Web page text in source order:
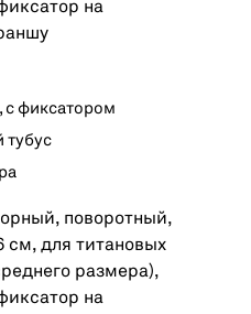
на
с фиксатором
тубус
поворотный,
см, для титановых
размера),
на